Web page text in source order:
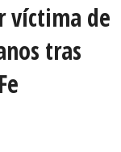
víctima de
tras